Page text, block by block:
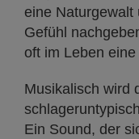
eine Naturgewalt
Gefühl
oft im Leben eine
Musikalisch wird
Ein Sound, der